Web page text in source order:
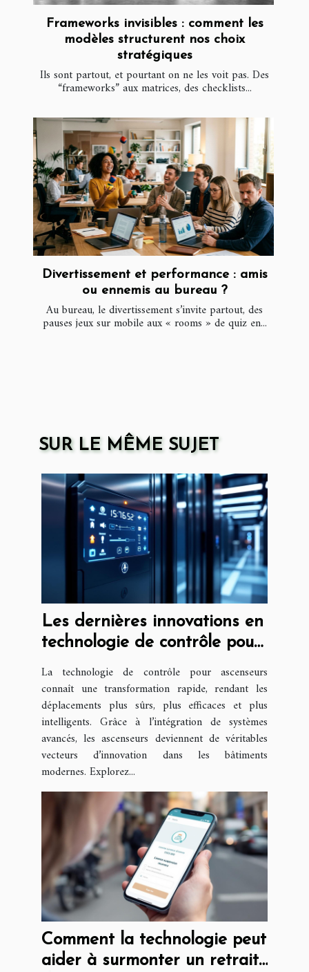
Frameworks invisibles : comment les
modèles structurent nos choix
stratégiques
Ils sont partout, et pourtant on ne les voit pas. Des
“frameworks” aux matrices, des checklists...
Divertissement et performance : amis
ou ennemis au bureau ?
Au bureau, le divertissement s’invite partout, des
pauses jeux sur mobile aux « rooms » de quiz en...
SUR LE MÊME SUJET
Les dernières innovations en
technologie de contrôle pour
ascenseurs
La technologie de contrôle pour ascenseurs
connaît une transformation rapide, rendant les
déplacements plus sûrs, plus efficaces et plus
intelligents. Grâce à l’intégration de systèmes
avancés, les ascenseurs deviennent de véritables
vecteurs d’innovation dans les bâtiments
modernes. Explorez...
Comment la technologie peut
aider à surmonter un retrait